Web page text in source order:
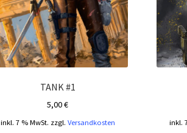
TANK #1
5,00€
inkl. 7 % MwSt. zzgl. Versandkosten
inkl.